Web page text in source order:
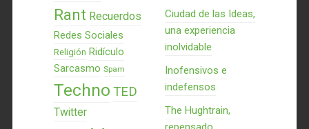
Rant Recuerdos
Redes Sociales
Religión Ridículo
Sarcasmo Spam
Techno TED
Twitter
Ciudad de las Ideas,
una experiencia
inolvidable
Inofensivos e
indefensos
The Hughtrain,